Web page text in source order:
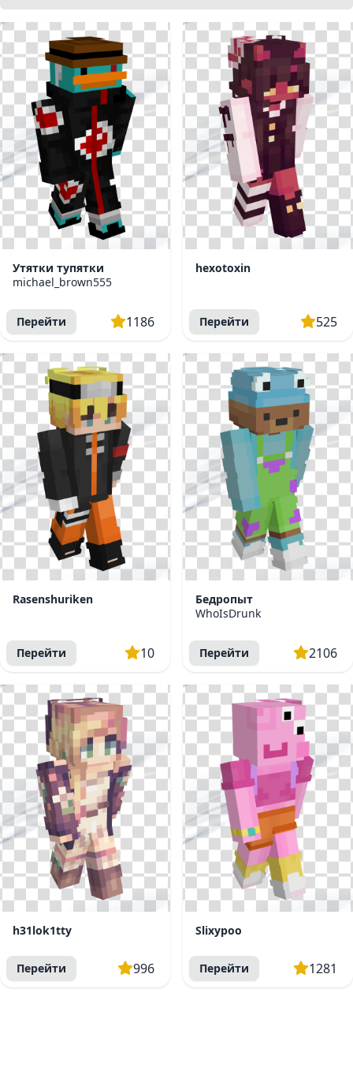
Утятки тупятки
michael_brown555
Перейти 1186
hexotoxin
Перейти 525
Rasenshuriken
Перейти 10
Бедропыт
WhoIsDrunk
Перейти 2106
h31lok1tty
Перейти 996
Slixypoo
Перейти 1281